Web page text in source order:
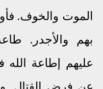
الموت والخوف.
بهم والأجدر.
عليهم إطاعة
عن فرض القتال.